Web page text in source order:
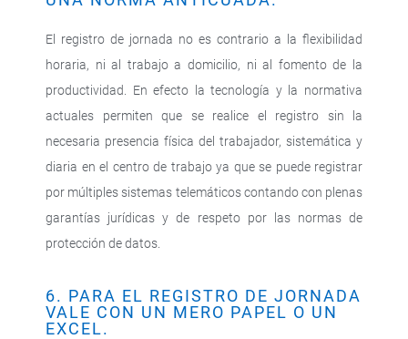
El registro de jornada no es contrario a la flexibilidad
horaria, ni al trabajo a domicilio, ni al fomento de la
productividad. En efecto la tecnología y la normativa
actuales permiten que se realice el registro sin la
necesaria presencia física del trabajador, sistemática y
diaria en el centro de trabajo ya que se puede registrar
por múltiples sistemas telemáticos contando con plenas
garantías jurídicas y de respeto por las normas de
protección de datos.
6. PARA EL REGISTRO DE JORNADA
VALE CON UN MERO PAPEL O UN
EXCEL.